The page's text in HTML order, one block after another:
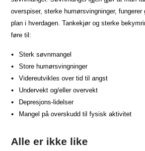
overspiser, sterke humørsvingninger, fungerer
plan i hverdagen. Tankekjør og sterke
føre til:
Sterk søvnmangel
Store humørsvingninger
Videreutvikles over tid til angst
Undervekt og/eller overvekt
Depresjons-lidelser
Mangel på overskudd til fysisk aktivitet
Alle er ikke like